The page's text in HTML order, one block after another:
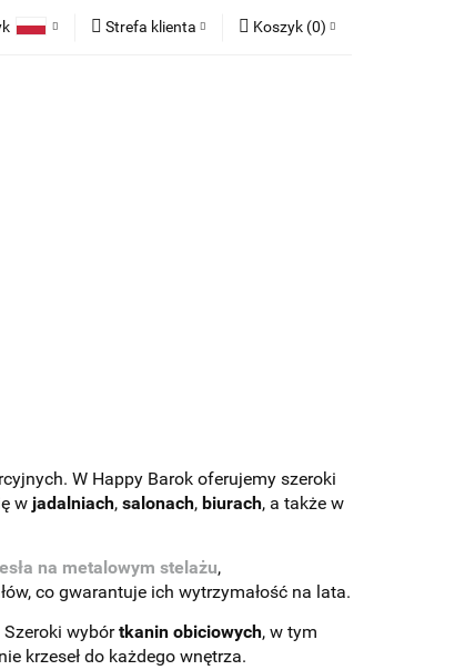
Strefa klienta Koszyk (0)
Tkaniny
W Happy Barok oferujemy szeroki
w jadalniach, salonach, biurach, a także w
na metalowym stelażu,
co gwarantuje ich wytrzymałość na lata.
wybórtkanin obiciowych, w tym
krzeseł do każdego wnętrza.